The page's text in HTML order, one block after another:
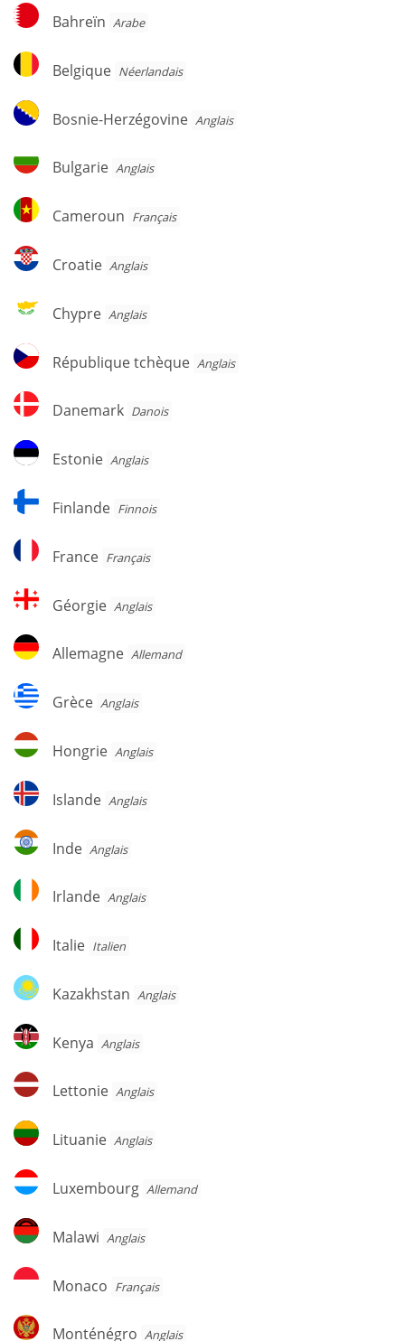
Bahreïn
Bahreïn Arabe
Belgique
Belgique Néerlandais
Bosnie-
Herzégovine
Bosnie-Herzégovine Anglais
Bulgarie
Bulgarie Anglais
Cameroun
Cameroun Français
Croatie
Croatie Anglais
Chypre
Chypre Anglais
République
tchèque
République tchèque Anglais
Danemark
Danemark Danois
Estonie
Estonie Anglais
Finlande
Finlande Finnois
France
France Français
Géorgie
Géorgie Anglais
Allemagne
Allemagne Allemand
Grèce
Grèce Anglais
Hongrie
Hongrie Anglais
Islande
Islande Anglais
Inde
Inde Anglais
Irlande
Irlande Anglais
Italie
Italie Italien
Kazakhstan
Kazakhstan Anglais
Kenya
Kenya Anglais
Lettonie
Lettonie Anglais
Lituanie
Lituanie Anglais
Luxembourg
Luxembourg Allemand
Malawi
Malawi Anglais
Monaco
Monaco Français
Monténégro
Monténégro Anglais